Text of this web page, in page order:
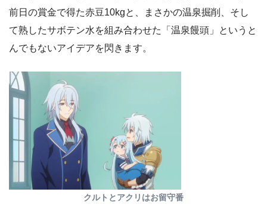
前日の賞金で得た赤豆10kgと、まさかの温泉掘削、そし
て熟したサボテン水を組み合わせた「温泉饅頭」というと
んでもないアイデアを閃きます。
クルトとアクリはお留守番